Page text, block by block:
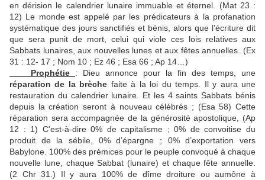
en dérision le calendrier lunaire immuable et éternel. (Mat 23 :
12) Le monde est appelé par les prédicateurs à la profanation
systématique des jours sanctifiés et bénis, alors que l’écriture dit
que sera punit de mort, celui qui viole ces lois relatives aux
Sabbats lunaires, aux nouvelles lunes et aux fêtes annuelles. (Ex
31 : 12- 17 ; Nom 10 ; Ez 46 ; Esa 66 ; Ap 14…)
Prophétie : Dieu annonce pour la fin des temps, une
réparation de la brèche faite à la loi du temps. Il y aura une
restauration du calendrier lunaire. Et les 4 saints Sabbats bénis
depuis la création seront à nouveau célébrés ; (Esa 58) Cette
réparation sera accompagnée de la générosité apostolique, (Ap
12 : 1) C'est-à-dire 0% de capitalisme ; 0% de convoitise du
produit de la sébile, 0% d’épargne ; 0% d’exportation vers
Babylone. 100% des prémices pour le peuple convoqué à chaque
nouvelle lune, chaque Sabbat (lunaire) et chaque fête annuelle.
(2 Chr 31.) Il y aura 100% de dîme droiture ou aumône à